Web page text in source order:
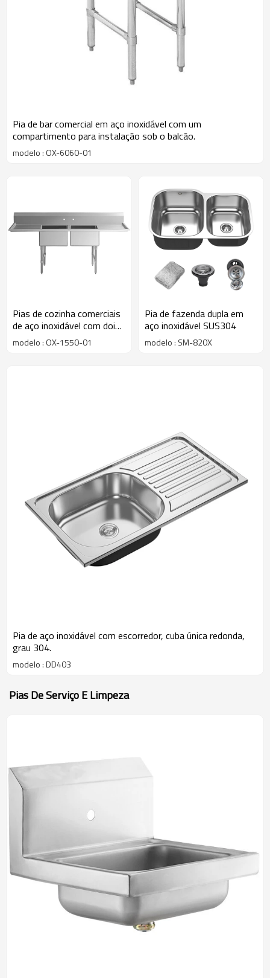
Pia de bar comercial em aço inoxidável com um
compartimento para instalação sob o balcão.
modelo : OX-6060-01
Pias de cozinha comerciais
de aço inoxidável com dois
compartimentos e
escorredores.
modelo : OX-1550-01
Pia de fazenda dupla em
aço inoxidável SUS304
modelo : SM-820X
Pia de aço inoxidável com escorredor, cuba única redonda,
grau 304.
modelo : DD403
Pias De Serviço E Limpeza